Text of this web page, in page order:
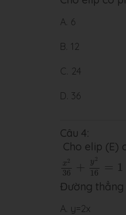
A. 6
B. 12
C. 24
D. 36
Câu 4:
Cho elip (E)
x2
36 + y2
16 = 1
2 y 16=
Đường thẳng
A. y=2x